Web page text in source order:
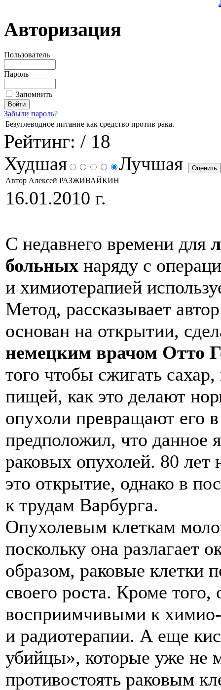
Авторизация
Пользователь
Пароль
Запомнить
Забыли пароль?
Безуглеводное питание как средство против рака.
Рейтинг: / 18
Худшая
Лучшая
Автор Алексей РАЗЖИВАЙКИН
16.01.2010 г.
С недавнего времени для
больных наряду с
и химиотерапией
Метод, рассказывает
основан на открытии,
немецким врачом Отто
того чтобы сжигать
пищей, как это делают
опухоли превращают его
предположил, что данное
раковых опухолей. 80
это открытие, однако в
к трудам Варбурга.
Опухолевым клеткам
поскольку она разлагает
образом, раковые клетки
своего роста. Кроме того,
восприимчивыми к химио-
и радиотерапии. А еще
убийцы», которые уже не
противостоять раковым